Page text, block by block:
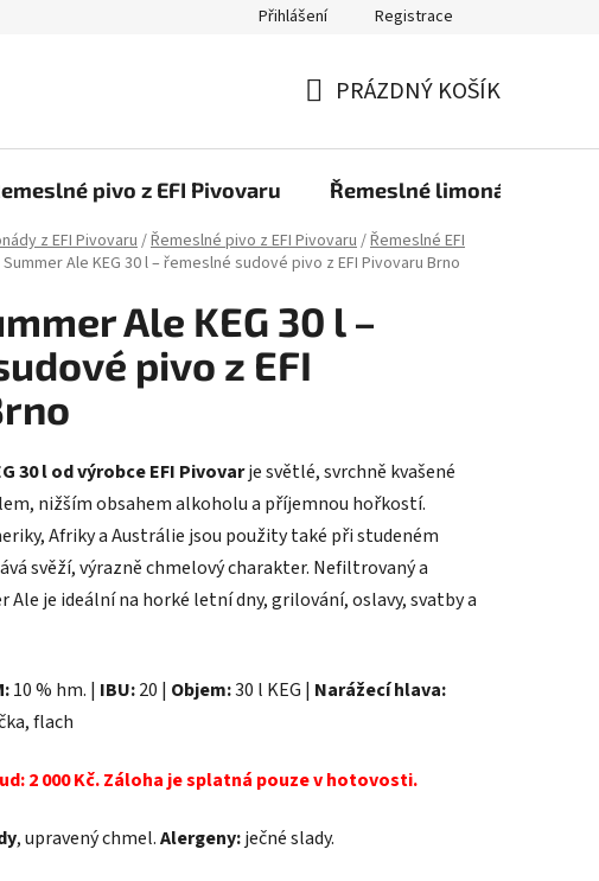
Přihlášení Registrace
KOŠÍK
PRÁZDNÝ KOŠÍK
pivo z EFI Pivovaru Řemeslné limonády z EFI
z EFI Pivovaru/Řemeslné pivo z EFI Pivovaru/Řemeslné EFI
Summer Ale KEG 30 l – řemeslné sudové pivo z EFI Pivovaru Brno
Ale KEG 30 l –
pivo z EFI
30 l od výrobce EFI Pivovarje světlé, svrchně kvašené
nižším obsahem alkoholu a příjemnou hořkostí.
Afriky a Austrálie jsou použity také při studeném
svěží, výrazně chmelový charakter. Nefiltrovaný a
Ale je ideální na horké letní dny, grilování, oslavy, svatby a
10 % hm. | IBU:20 | Objem:30 l KEG | Narážecí hlava:
flach
2 000 Kč. Záloha je splatná pouze v hotovosti.
, upravený chmel.Alergeny:ječné slady.